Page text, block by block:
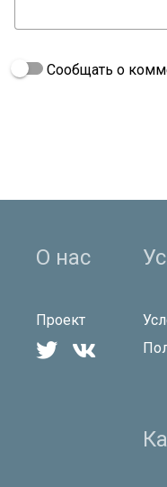
Сообщать о
О нас
Проект
 